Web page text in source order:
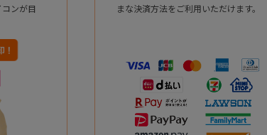
ンが目
まな決済方法をご利用いただけます。